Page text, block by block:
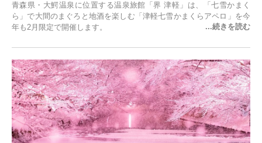
青森県・大鰐温泉に位置する温泉旅館「界 津軽」は、「七雪かまく
ら」で大間のまぐろと地酒を楽しむ「津軽七雪かまくらアペロ」を今
年も2月限定で開催します。